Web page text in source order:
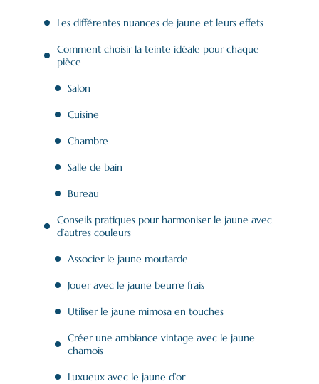
Les différentes nuances de jaune et leurs effets
Comment choisir la teinte idéale pour chaque
pièce
Salon
Cuisine
Chambre
Salle de bain
Bureau
Conseils pratiques pour harmoniser le jaune avec
d’autres couleurs
Associer le jaune moutarde
Jouer avec le jaune beurre frais
Utiliser le jaune mimosa en touches
Créer une ambiance vintage avec le jaune
chamois
Luxueux avec le jaune d’or